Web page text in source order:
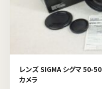
レンズ SIGMA シグマ 50-
カメラ